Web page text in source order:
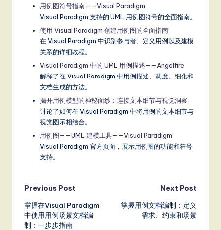
用例图符号指南——Visual Paradigm
Visual Paradigm 支持的 UML 用例图符号的全面指南。
使用 Visual Paradigm 创建用例图的全面指南
在 Visual Paradigm 中识别参与者、定义用例以及建模
关系的详细教程。
Visual Paradigm 中的 UML 用例描述——Angelfire
解释了在 Visual Paradigm 中用例描述、调度、细化和
文档生成的方法。
揭开用例模型的神秘面纱：连接文本细节与视觉洞察
讨论了如何在 Visual Paradigm 中将用例的文本细节与
视觉图示相结合。
用例图——UML 建模工具——Visual Paradigm
Visual Paradigm 官方页面，展示用例图的功能和符号
支持。
Post
navigation
Previous Post
掌握在Visual Paradigm
中使用用例场景文档编
制：一步步指南
Next Post
掌握用例文档编制：定义
需求、约束和场景